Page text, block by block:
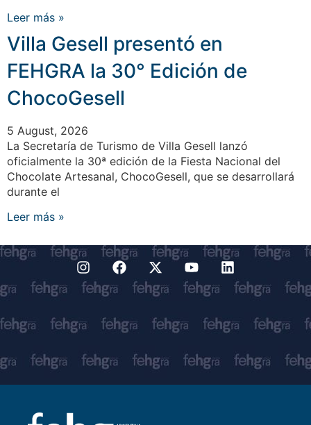
Leer más »
Villa Gesell presentó en
FEHGRA la 30° Edición de
ChocoGesell
5 August, 2026
La Secretaría de Turismo de Villa Gesell lanzó
oficialmente la 30ª edición de la Fiesta Nacional del
Chocolate Artesanal, ChocoGesell, que se desarrollará
durante el
Leer más »